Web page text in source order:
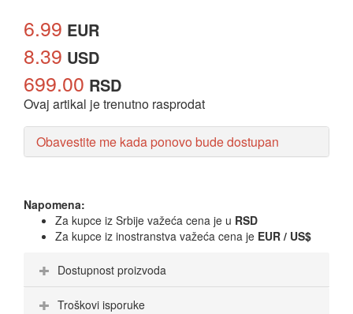
6.99 EUR
8.39 USD
699.00 RSD
Ovaj artikal je trenutno rasprodat
Obavestite me kada ponovo bude dostupan
Napomena:
Za kupce iz Srbije važeća cena je u RSD
Za kupce iz inostranstva važeća cena je EUR / US$
Dostupnost proizvoda
Troškovi isporuke